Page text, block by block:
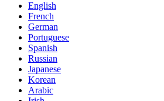
English
French
German
Portuguese
Spanish
Russian
Japanese
Korean
Arabic